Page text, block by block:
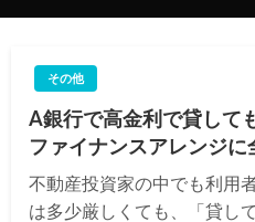
その他
A銀行で高金利で貸して
ファイナンスアレンジに
不動産投資家の中でも利用
は多少厳しくても、「貸し